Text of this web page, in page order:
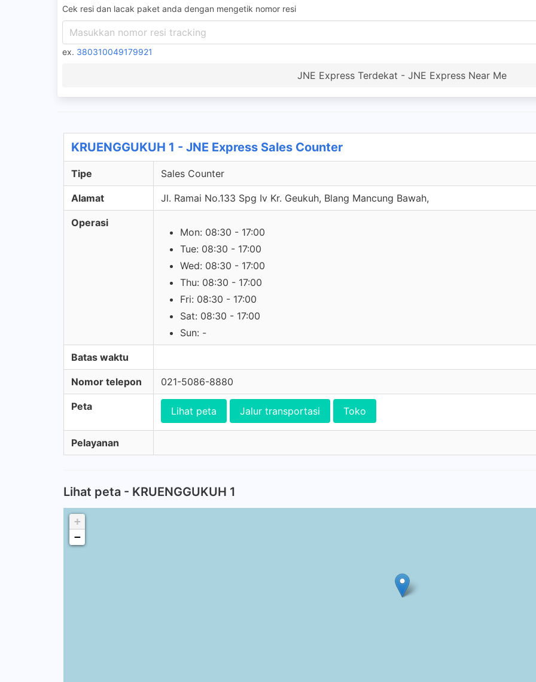
Cek resi dan lacak paket anda dengan mengetik nomor resi
ex. 380310049179921
JNE Express Terdekat - JNE Express Near Me
KRUENGGUKUH 1 - JNE Express Sales Counter
Tipe Sales Counter
Alamat Jl. Ramai No.133 Spg Iv Kr. Geukuh, Blang Mancung Bawah,
Operasi
Mon: 08:30 - 17:00
Tue: 08:30 - 17:00
Wed: 08:30 - 17:00
Thu: 08:30 - 17:00
Fri: 08:30 - 17:00
Sat: 08:30 - 17:00
Sun: -
Batas waktu
Nomor telepon 021-5086-8880
Peta Lihat peta Jalur transportasi Toko
Pelayanan
Lihat peta - KRUENGGUKUH 1
+
−